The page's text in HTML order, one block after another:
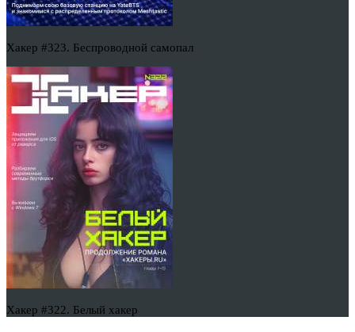
Хакер #323. Беспроводной самопал
Хакер #322. Белый хакер